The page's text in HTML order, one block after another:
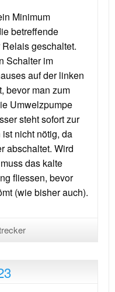
Minimum
betreffende
geschaltet.
Schalter im
auf der linken
bevor man zum
Umwelzpumpe
steht sofort zur
nicht nötig, da
abschaltet. Wird
das kalte
fliessen, bevor
(wie bisher auch).